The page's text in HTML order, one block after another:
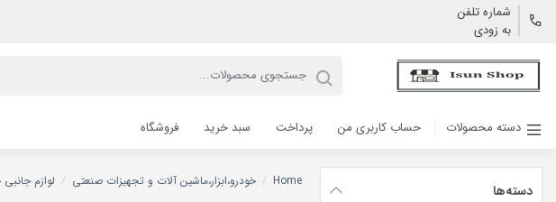
شماره تلفن
به زودی
دسته محصولات حساب کاربری من پرداخت سبد خرید فروشگاه
دسته‌ها
Home
/ خودرو،ابزار،ماشین آلات و تجهیزات صنعتی / لوازم